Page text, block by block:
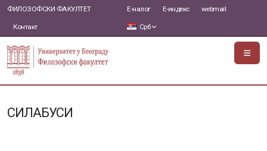
ФИЛОЗОФСКИ ФАКУЛТЕТ
Контакт
Е-налог Е-индекс webmail
Срб
СИЛАБУСИ